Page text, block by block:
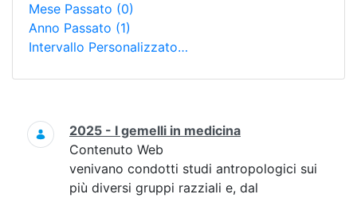
Mese Passato (0)
Anno Passato (1)
Intervallo Personalizzato…
Ricerca
2025 - I gemelli in medicina
Contenuto Web
venivano condotti studi antropologici sui
più diversi gruppi razziali e, dal